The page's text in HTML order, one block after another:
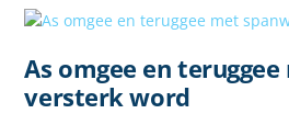
As omgee en
versterk word